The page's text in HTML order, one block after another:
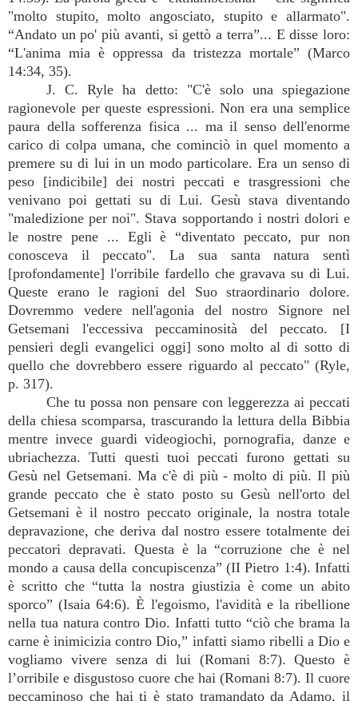
"molto stupito, molto angosciato, stupito e allarmato".
“Andato un po' più avanti, si gettò a terra”... E disse loro:
“L'anima mia è oppressa da tristezza mortale” (Marco
14:34, 35).
J. C. Ryle ha detto: "C'è solo una spiegazione
ragionevole per queste espressioni. Non era una semplice
paura della sofferenza fisica ... ma il senso dell'enorme
carico di colpa umana, che cominciò in quel momento a
premere su di lui in un modo particolare. Era un senso di
peso [indicibile] dei nostri peccati e trasgressioni che
venivano poi gettati su di Lui. Gesù stava diventando
"maledizione per noi". Stava sopportando i nostri dolori e
le nostre pene ... Egli è “diventato peccato, pur non
conosceva il peccato". La sua santa natura sentì
[profondamente] l'orribile fardello che gravava su di Lui.
Queste erano le ragioni del Suo straordinario dolore.
Dovremmo vedere nell'agonia del nostro Signore nel
Getsemani l'eccessiva peccaminosità del peccato. [I
pensieri degli evangelici oggi] sono molto al di sotto di
quello che dovrebbero essere riguardo al peccato" (Ryle,
p. 317).
Che tu possa non pensare con leggerezza ai peccati
della chiesa scomparsa, trascurando la lettura della Bibbia
mentre invece guardi videogiochi, pornografia, danze e
ubriachezza. Tutti questi tuoi peccati furono gettati su
Gesù nel Getsemani. Ma c'è di più - molto di più. Il più
grande peccato che è stato posto su Gesù nell'orto del
Getsemani è il nostro peccato originale, la nostra totale
depravazione, che deriva dal nostro essere totalmente dei
peccatori depravati. Questa è la “corruzione che è nel
mondo a causa della concupiscenza” (II Pietro 1:4). Infatti
è scritto che “tutta la nostra giustizia è come un abito
sporco” (Isaia 64:6). È l'egoismo, l'avidità e la ribellione
nella tua natura contro Dio. Infatti tutto “ciò che brama la
carne è inimicizia contro Dio,” infatti siamo ribelli a Dio e
vogliamo vivere senza di lui (Romani 8:7). Questo è
l’orribile e disgustoso cuore che hai (Romani 8:7). Il cuore
peccaminoso che hai ti è stato tramandato da Adamo, il